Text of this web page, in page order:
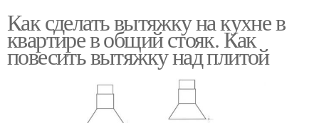
Как сделать вытяжку на кухне в
квартире в общий стояк. Как
повесить вытяжку над плитой